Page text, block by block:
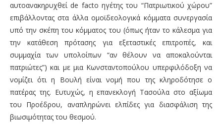
αυτοανακηρυχθεί de facto ηγέτης του “Πατριωτικού χώρου”
επιβάλλοντας στα άλλα ομοϊδεολογικά κόμματα συνεργασία
υπό την σκέπη του κόμματος του (όπως ήταν το κάλεσμα για
την κατάθεση πρότασης για εξεταστικές επιτροπές, και
συμμαχία των υπολοίπων “αν θέλουν να αποκαλούνται
πατριώτες”) και με μια Κωνσταντοπούλου υπερφιλόδοξη να
νομίζει ότι η Βουλή είναι νομή που της κληροδότησε ο
πατέρας της. Ευτυχώς, η επανεκλογή Τασούλα στο αξίωμα
του Προέδρου, αναπληρώνει ελπίδες για διασφάλιση της
βιωσιμότητας του θεσμού.